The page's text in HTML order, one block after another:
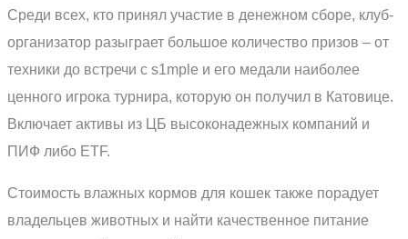
Среди всех, кто принял участие в денежном сборе, клуб-
организатор разыграет большое количество призов – от
техники до встречи с s1mple и его медали наиболее
ценного игрока турнира, которую он получил в Катовице.
Включает активы из ЦБ высоконадежных компаний и
ПИФ либо ETF.
Стоимость влажных кормов для кошек также порадует
владельцев животных и найти качественное питание